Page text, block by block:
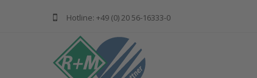
Hotline: +49 (0) 20 56-16333-0